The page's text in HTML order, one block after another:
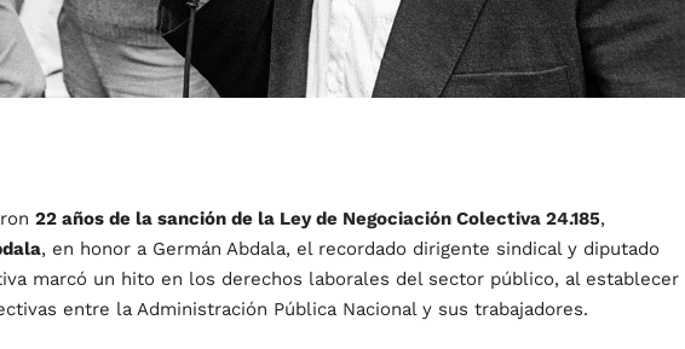
22 años de la sanción de la Ley de Negociación Colectiva 24.185,
, en honor a Germán Abdala, el recordado dirigente sindical y diputado
marcó un hito en los derechos laborales del sector público, al establecer
entre la Administración Pública Nacional y sus trabajadores.